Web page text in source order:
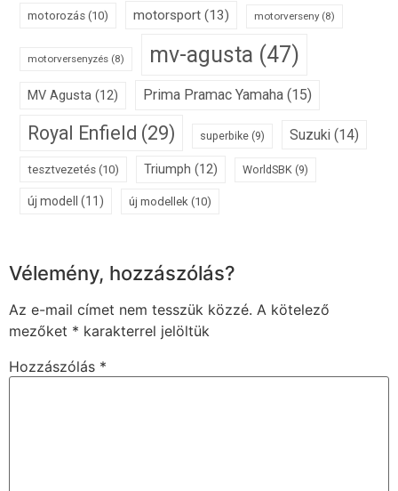
motorozás (10) motorsport (13) motorverseny(8)
motorversenyzés (8) mv-agusta (47)
MV Agusta (12) Prima Pramac Yamaha (15)
Royal Enfield (29) superbike (9) Suzuki (14)
tesztvezetés (10) Triumph (12) WorldSBK (9)
új modell (11) új modellek (10)
Vélemény, hozzászólás?
Az e-mail címet nem tesszük közzé. A kötelező
mezőket * karakterrel jelöltük
Hozzászólás *